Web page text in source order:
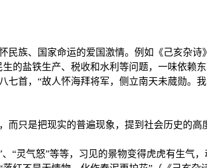
民族、国家命运的爱国激情。例如《己亥杂
的盐铁生产、税收和水利等问题，一味依赖
首，“故人怀海拜将军，侧立南天未蒇勋。
只是把现实的普遍现象，提到社会历史的
、“灵气怒”等等，习见的景物变得虎虎有生